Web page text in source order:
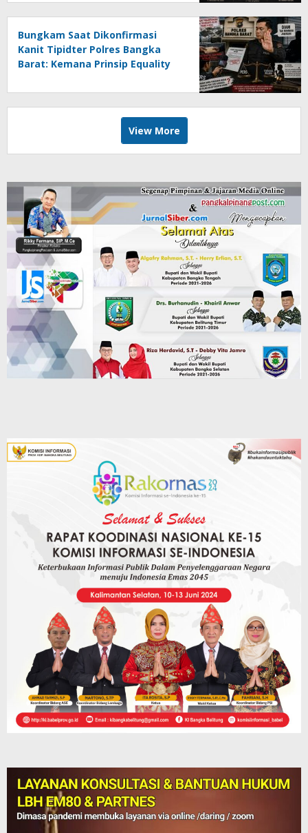
Tempuh Jalur Hukum
Bungkam Saat Dikonfirmasi
Kanit Tipidter Polres Bangka
Barat: Kemana Prinsip Equality
View More